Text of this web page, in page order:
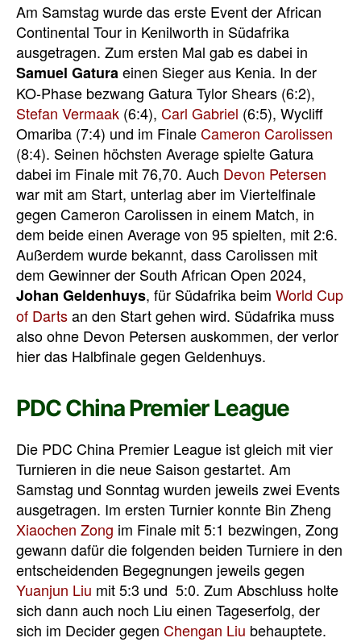
Am Samstag wurde das erste Event der African
Continental Tour in Kenilworth in Südafrika
ausgetragen. Zum ersten Mal gab es dabei in
Samuel Gaturaeinen Sieger aus Kenia. In der
KO-Phase bezwang Gatura Tylor Shears (6:2),
Stefan Vermaak (6:4), Carl Gabriel (6:5), Wycliff
Omariba (7:4) und im FinaleCameron Carolissen
(8:4). Seinen höchsten Average spielte Gatura
dabei im Finale mit 76,70. Auch Devon Petersen
war mit am Start, unterlag aber im Viertelfinale
gegen Cameron Carolissen in einem Match, in
dem beide einen Average von 95 spielten, mit 2:6.
Außerdem wurde bekannt, dass Carolissen mit
dem Gewinner der South African Open 2024,
Johan Geldenhuys, für Südafrika beim World Cup
of Dartsan den Start gehen wird. Südafrika muss
also ohne Devon Petersen auskommen, der verlor
hier das Halbfinale gegen Geldenhuys.
PDC China Premier League
Die PDC China Premier League ist gleich mit vier
Turnieren in die neue Saison gestartet. Am
Samstag und Sonntag wurden jeweils zwei Events
ausgetragen. Im ersten Turnier konnte Bin Zheng
Xiaochen Zong im Finale mit 5:1 bezwingen, Zong
gewann dafür die folgenden beiden Turniere in den
entscheidenden Begegnungen jeweils gegen
Yuanjun Liu mit 5:3 und 5:0. Zum Abschluss holte
sich dann auch noch Liu einen Tageserfolg, der
sich im Decider gegen Chengan Liu behauptete.